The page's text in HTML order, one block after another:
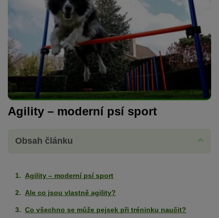
Agility – moderní psí sport
Obsah článku
Agility – moderní psí sport
Ale co jsou vlastně agility?
Co všechno se může pejsek při tréninku naučit?